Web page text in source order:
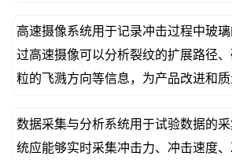
高速摄像系统用于记录冲击过程中玻
过高速摄像可以分析裂纹的扩展路径
粒的飞溅方向等信息，为产品改进和质
数据采集与分析系统用于试验数据的
统应能够实时采集冲击力、冲击速度